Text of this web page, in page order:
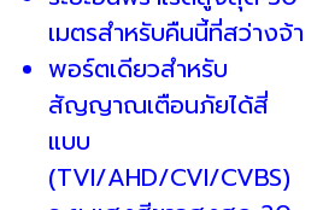
เมตรสำหรับคืนนี้ที่สว่างจ้า
พอร์ตเดียวสำหรับ
สัญญาณเตือนภัยได้สี่
แบบ
(TVI/AHD/CVI/CVBS)